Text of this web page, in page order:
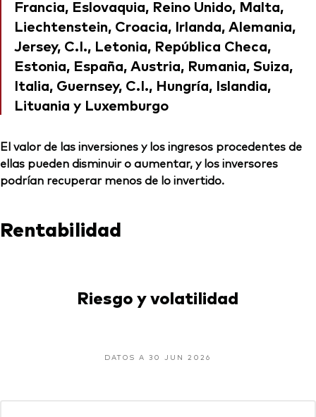
Francia, Eslovaquia, Reino Unido, Malta,
Liechtenstein, Croacia, Irlanda, Alemania,
Jersey, C.I., Letonia, República Checa,
Estonia, España, Austria, Rumania, Suiza,
Italia, Guernsey, C.I., Hungría, Islandia,
Lituania y Luxemburgo
El valor de las inversiones y los ingresos procedentes de
ellas pueden disminuir o aumentar, y los inversores
podrían recuperar menos de lo invertido.
Rentabilidad
Riesgo y volatilidad
DATOS A 30 JUN 2026